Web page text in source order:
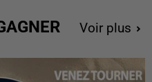
Voir plus